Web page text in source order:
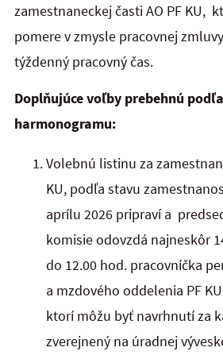
zamestnaneckej časti AO PF KU,
pomere v zmysle pracovnej
týždenný pracovný čas.
Doplňujúce voľby prebehnú
harmonogramu:
Volebnú listinu za
KU, podľa stavu
aprílu 2026 pripraví a
komisie odovzdá najneskôr
do 12.00 hod. pracovníčka
a mzdového oddelenia PF
ktorí môžu byť navrhnutí za
zverejnený na úradnej